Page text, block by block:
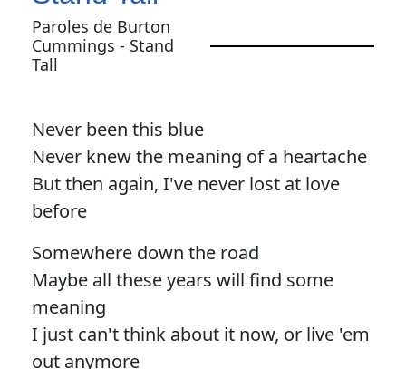
Paroles de Burton
Cummings - Stand
Tall
Never been this blue
Never knew the meaning of a heartache
But then again, I've never lost at love
before
Somewhere down the road
Maybe all these years will find some
meaning
I just can't think about it now, or live 'em
out anymore